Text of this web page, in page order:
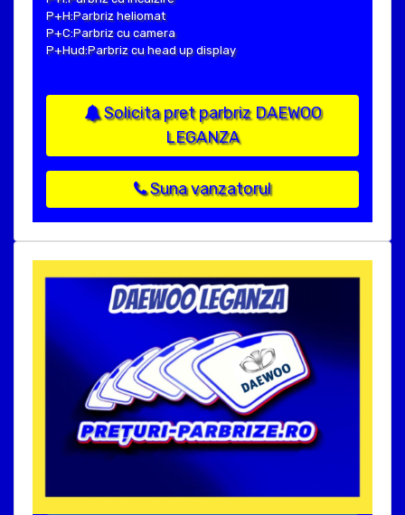
P+H:Parbriz heliomat
P+C:Parbriz cu camera
P+Hud:Parbriz cu head up display
Solicita pret parbriz DAEWOO
LEGANZA
Suna vanzatorul